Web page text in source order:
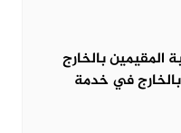
المقيمين بالخارج
في خدمة